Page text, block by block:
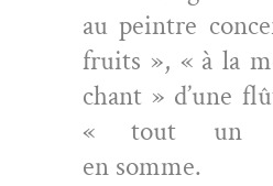
au pein­tre
fruits », « à la
chant » d’une
« tout un
en somme.